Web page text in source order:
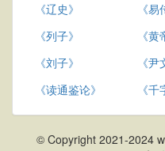
《辽史》
《易
《列子》
《黄
《刘子》
《尹
《读通鉴论》
《千
© Copyright 2021-2024